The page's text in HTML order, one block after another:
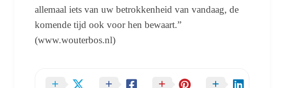
allemaal iets van uw betrokkenheid van vandaag, de
komende tijd ook voor hen bewaart.”
(www.wouterbos.nl)